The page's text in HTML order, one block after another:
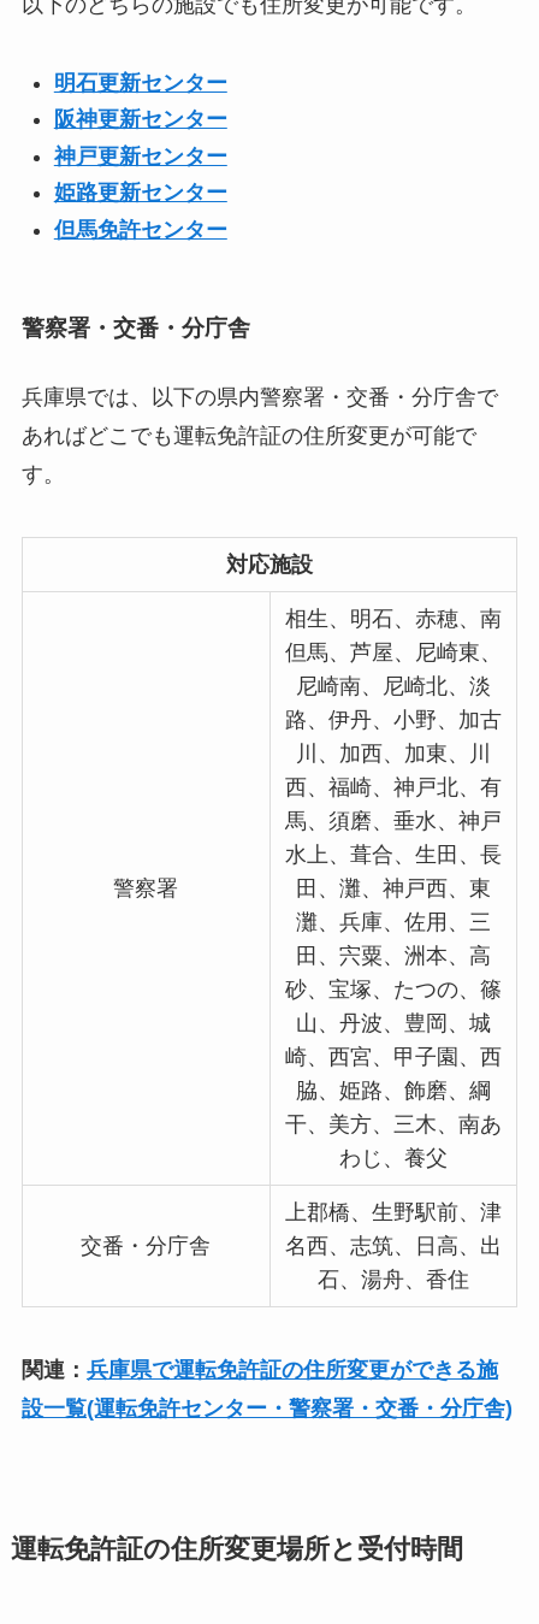
明石更新センター
阪神更新センター
神戸更新センター
姫路更新センター
但馬免許センター
警察署・交番・分庁舎
兵庫県では、以下の県内警察署・交番・分庁舎で
あればどこでも運転免許証の住所変更が可能で
す。
対応施設
警察署
相生、明石、赤穂、南
但馬、芦屋、尼崎東、
尼崎南、尼崎北、淡
路、伊丹、小野、加古
川、加西、加東、川
西、福崎、神戸北、有
馬、須磨、垂水、神戸
水上、葺合、生田、長
田、灘、神戸西、東
灘、兵庫、佐用、三
田、宍粟、洲本、高
砂、宝塚、たつの、篠
山、丹波、豊岡、城
崎、西宮、甲子園、西
脇、姫路、飾磨、綱
干、美方、三木、南あ
わじ、養父
交番・分庁舎
上郡橋、生野駅前、津
名西、志筑、日高、出
石、湯舟、香住
関連： 兵庫県で運転免許証の住所変更ができる施
設一覧(運転免許センター・警察署・交番・分庁舎)
運転免許証の住所変更場所と受付時間